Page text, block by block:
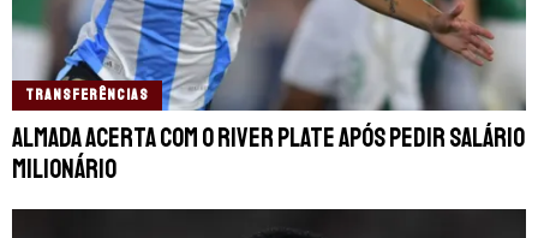
TRANSFERÊNCIAS
Almada acerta com o River Plate após pedir salário
milionário